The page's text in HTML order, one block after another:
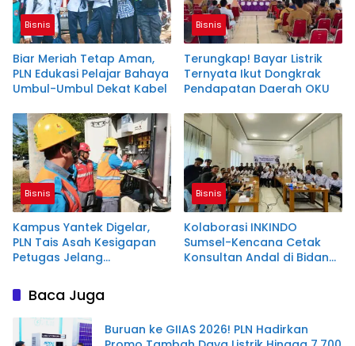
Bisnis
Biar Meriah Tetap Aman,
PLN Edukasi Pelajar Bahaya
Umbul-Umbul Dekat Kabel
Bisnis
Terungkap! Bayar Listrik
Ternyata Ikut Dongkrak
Pendapatan Daerah OKU
Bisnis
Kampus Yantek Digelar,
PLN Tais Asah Kesigapan
Petugas Jelang
Bisnis
Kolaborasi INKINDO
Sumsel-Kencana Cetak
Konsultan Andal di Bidang
Baca Juga
Buruan ke GIIAS 2026! PLN Hadirkan